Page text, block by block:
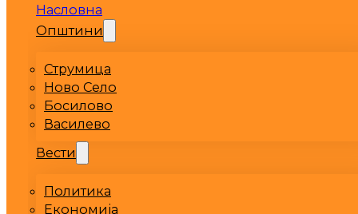
Насловна
Општини
Струмица
Ново Село
Босилово
Василево
Вести
Политика
Економија